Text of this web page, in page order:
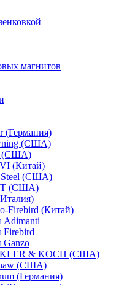
магнитов
(Германия)
(США)
(США)
(Китай)
(США)
(США)
Firebird (Китай)
& KOCH (США)
(США)
(Германия)